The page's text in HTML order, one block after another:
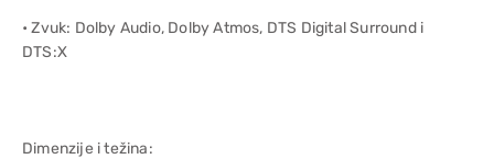
• Zvuk: Dolby Audio, Dolby Atmos, DTS Digital Surround i
DTS:X
Dimenzije i težina: